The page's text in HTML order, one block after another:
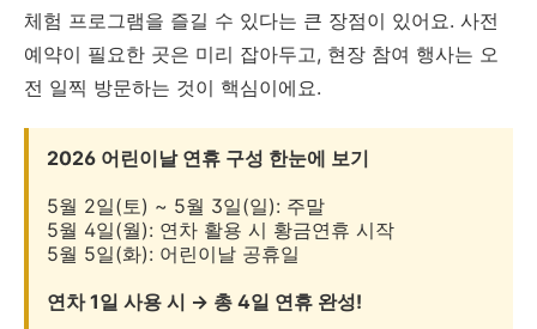
체험 프로그램을 즐길 수 있다는 큰 장점이 있어요. 사전
예약이 필요한 곳은 미리 잡아두고, 현장 참여 행사는 오
전 일찍 방문하는 것이 핵심이에요.
2026 어린이날 연휴 구성 한눈에 보기
5월 2일(토) ~ 5월 3일(일): 주말
5월 4일(월): 연차 활용 시 황금연휴 시작
5월 5일(화): 어린이날 공휴일
연차 1일 사용 시 → 총 4일 연휴 완성!